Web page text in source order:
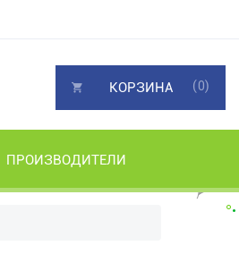
ПРОИЗВОДИТЕЛИ
КОРЗИНА (0)